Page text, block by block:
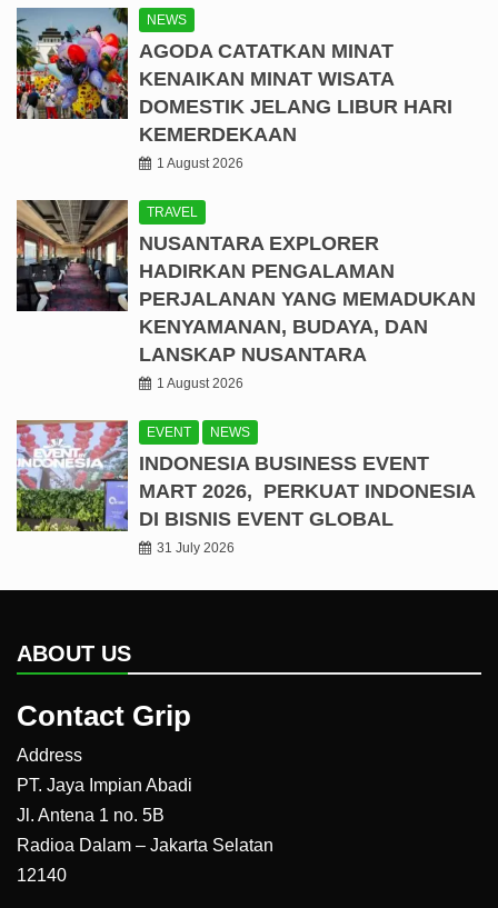
NEWS
AGODA CATATKAN MINAT
KENAIKAN MINAT WISATA
DOMESTIK JELANG LIBUR HARI
KEMERDEKAAN
1 August 2026
TRAVEL
NUSANTARA EXPLORER
HADIRKAN PENGALAMAN
PERJALANAN YANG MEMADUKAN
KENYAMANAN, BUDAYA, DAN
LANSKAP NUSANTARA
1 August 2026
EVENT NEWS
INDONESIA BUSINESS EVENT
MART 2026, PERKUAT INDONESIA
DI BISNIS EVENT GLOBAL
31 July 2026
ABOUT US
Contact Grip
Address
PT. Jaya Impian Abadi
Jl. Antena 1 no. 5B
Radioa Dalam – Jakarta Selatan
12140